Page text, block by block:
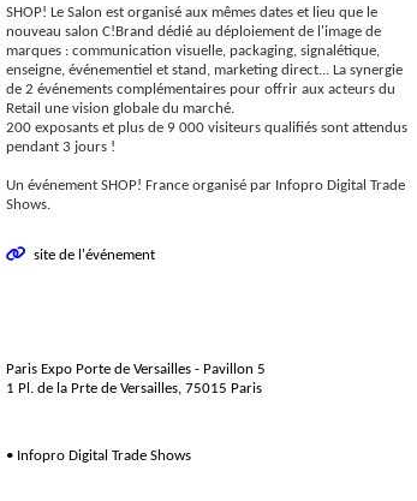
SHOP! Le Salon est organisé aux mêmes dates et lieu que le
nouveau salon C!Brand dédié au déploiement de l'image de
marques : communication visuelle, packaging, signalétique,
enseigne, événementiel et stand, marketing direct... La synergie
de 2 événements complémentaires pour offrir aux acteurs du
Retail une vision globale du marché.
200 exposants et plus de 9 000 visiteurs qualifiés sont attendus
pendant 3 jours !
Un événement SHOP! France organisé par Infopro Digital Trade
Shows.
site de l'événement
Paris Expo Porte de Versailles - Pavillon 5
1 Pl. de la Prte de Versailles, 75015 Paris
• Infopro Digital Trade Shows